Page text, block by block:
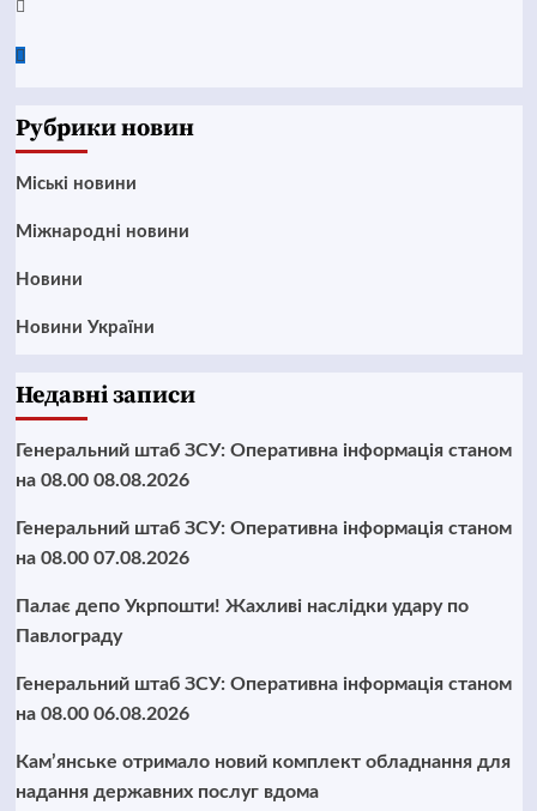
Twitter
Google
Рубрики новин
Mіські новини
Міжнародні новини
Новини
Новини України
Недавні записи
Генеральний штаб ЗСУ: Оперативна інформація станом
на 08.00 08.08.2026
Генеральний штаб ЗСУ: Оперативна інформація станом
на 08.00 07.08.2026
Палає депо Укрпошти! Жахливі наслідки удару по
Павлограду
Генеральний штаб ЗСУ: Оперативна інформація станом
на 08.00 06.08.2026
Кам’янське отримало новий комплект обладнання для
надання державних послуг вдома